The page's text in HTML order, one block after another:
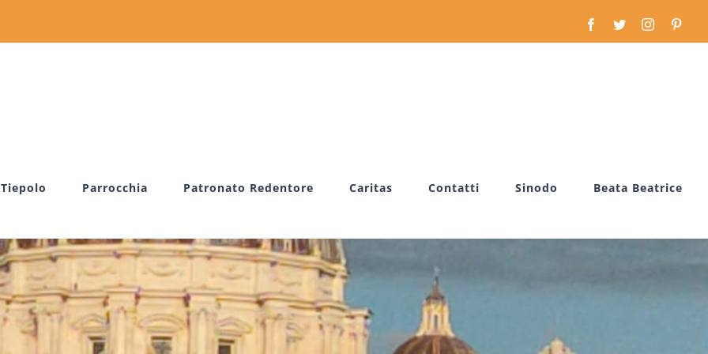
Facebook
TwitterInstagram
Parrocchia Patronato Redentore Caritas Contatti Sinodo Beata Beatrice